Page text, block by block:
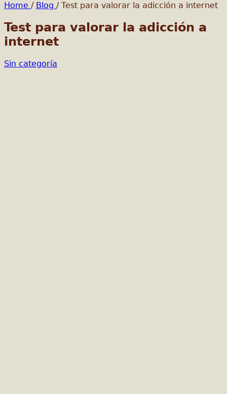
Home / Blog / Test para valorar la adicción a internet
Test para valorar la adicción a
internet
Sin categoría